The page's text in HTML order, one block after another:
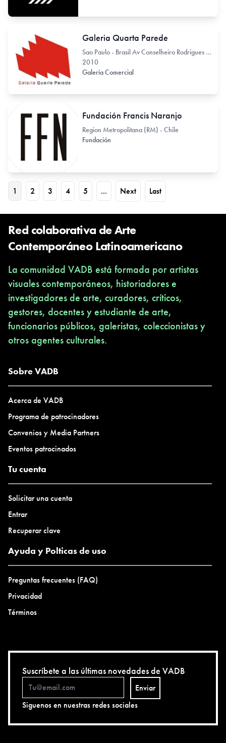
Galeria Quarta Parede
Sao Paulo - Brasil Av Conselheiro Rodrigues Alves 722
2010
Galería Comercial
Fundación Francis Naranjo
Region Metropolitana (RM) - Chile
Fundación
1 2 3 4 5 ... Next Last
Red colaborativa de Arte
Contemporáneo Latinoamericano
La comunidad VADB está formada por artistas
visuales contemporáneos, historiadores e
investigadores de arte, curadores, críticos,
gestores, docentes y estudiante de arte,
funcionarios públicos, galeristas, coleccionistas y
otros agentes culturales.
Sobre VADB
Acerca de VADB
Programa de patrocinadores
Convenios y Media Partners
Eventos patrocinados
Tu cuenta
Solicitar una cuenta
Entrar
Recuperar clave
Ayuda y Polticas de uso
Preguntas frecuentes (FAQ)
Privacidad
Términos
Suscríbete a las últimas novedades de VADB
Enviar
Siguenos en nuestras redes sociales